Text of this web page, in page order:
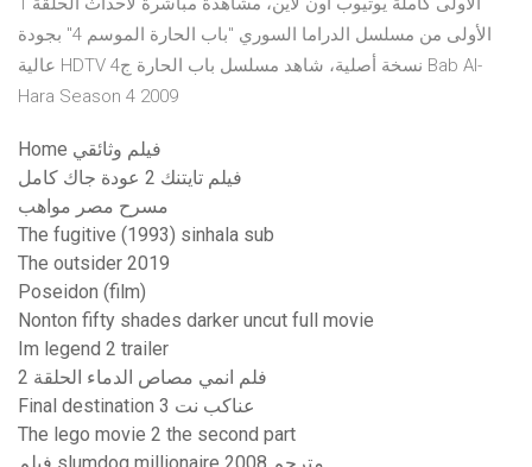
الأولى من مسلسل الدراما السوري "باب الحارة الموسم 4" بجودة
عالية HDTV نسخة أصلية، شاهد مسلسل باب الحارة ج4 Bab Al-
Hara Season 4 2009
Home فيلم وثائقي
فيلم تايتنك 2 عودة جاك كامل
مسرح مصر مواهب
The fugitive (1993) sinhala sub
The outsider 2019
Poseidon (film)
Nonton fifty shades darker uncut full movie
Im legend 2 trailer
فلم انمي مصاص الدماء الحلقة 2
Final destination 3 عناكب نت
The lego movie 2 the second part